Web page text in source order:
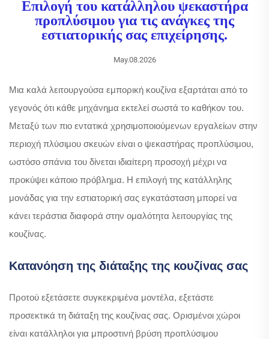
Επιλογή του κατάλληλου ψεκαστήρα
προπλύσιμου για τις ανάγκες της
εστιατορικής σας επιχείρησης.
May.08.2026
Μια καλά λειτουργούσα εμπορική κουζίνα εξαρτάται από το
γεγονός ότι κάθε μηχάνημα εκτελεί σωστά το καθήκον του.
Μεταξύ των πιο εντατικά χρησιμοποιούμενων εργαλείων στην
περιοχή πλύσιμου σκευών είναι ο ψεκαστήρας προπλύσιμου,
ωστόσο σπάνια του δίνεται ιδιαίτερη προσοχή μέχρι να
προκύψει κάποιο πρόβλημα. Η επιλογή της κατάλληλης
μονάδας για την εστιατορική σας εγκατάσταση μπορεί να
κάνει τεράστια διαφορά στην ομαλότητα λειτουργίας της
κουζίνας.
Κατανόηση της διάταξης της κουζίνας σας
Προτού εξετάσετε συγκεκριμένα μοντέλα, εξετάστε
προσεκτικά τη διάταξη της κουζίνας σας. Ορισμένοι χώροι
είναι κατάλληλοι για μπροστινή βρύση προπλύσιμου